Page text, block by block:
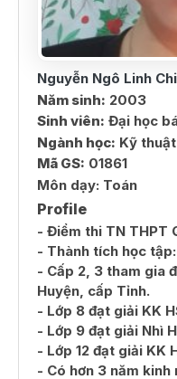
Nguyễn Ngô Linh Chi
Năm sinh: 2003
Sinh viên: Đại học
Ngành học: Kỹ
Mã GS: 01861
Môn dạy: Toán
Profile
- Điểm thi TN THPT
- Thành tích học tập:
- Cấp 2, 3 tham gia
Huyện, cấp Tỉnh.
- Lớp 8 đạt giải KK
- Lớp 9 đạt giải Nhì
- Lớp 12 đạt giải KK
- Có hơn 3 năm kinh